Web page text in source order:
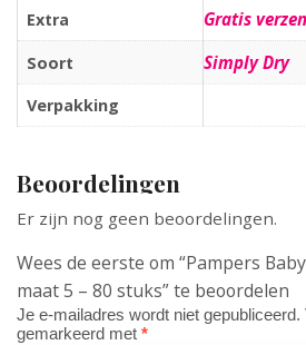
Extra Gratis
Soort Simply Dry
Verpakking
Beoordelingen
Er zijn nog geen beoordelingen.
Wees de eerste om “Pampers
maat 5 – 80 stuks” te beoordelen
Je e-mailadres wordt niet gepubliceerd.
gemarkeerd met *